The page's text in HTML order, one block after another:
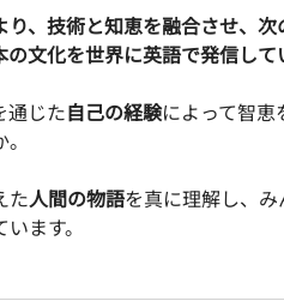
、技術と知恵を融合させ、次
文化を世界に英語で発信して
通じた自己の経験によって智恵
た人間の物語を真に理解し、
ます。